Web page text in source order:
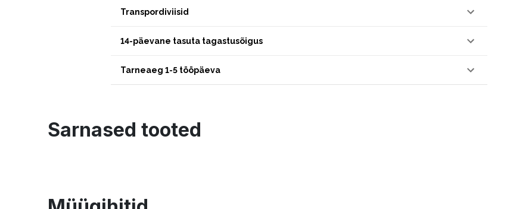
Transpordiviisid
14-päevane tasuta tagastusõigus
Tarneaeg 1-5 tööpäeva
Sarnased tooted